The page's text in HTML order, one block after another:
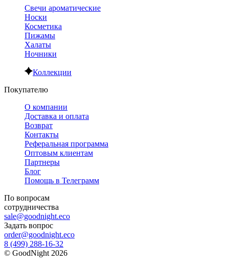
Свечи ароматические
Носки
Косметика
Пижамы
Халаты
Ночники
Коллекции
Покупателю
О компании
Доставка и оплата
Возврат
Контакты
Реферальная программа
Оптовым клиентам
Партнеры
Блог
Помощь в Телеграмм
По вопросам
сотрудничества
sale@goodnight.eco
Задать вопрос
order@goodnight.eco
8 (499) 288-16-32
© GoodNight 2026